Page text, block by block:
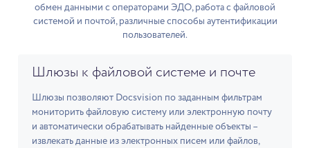
обмен данными с операторами ЭДО, работа с файловой
системой и почтой, различные способы аутентификации
пользователей.
Шлюзы к файловой системе и почте
Шлюзы позволяют Docsvision по заданным фильтрам
мониторить файловую систему или электронную почту
и автоматически обрабатывать найденные объекты –
извлекать данные из электронных писем или файлов,